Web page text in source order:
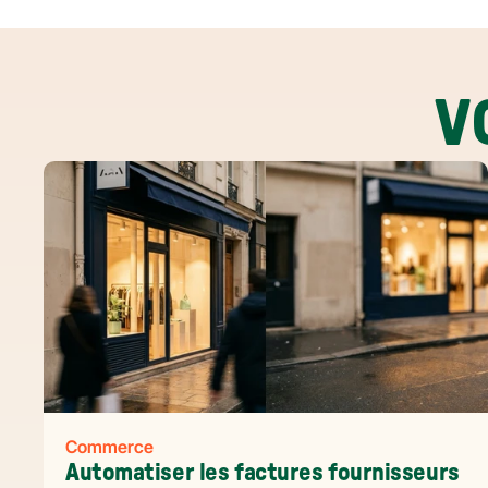
Commerce
Automatiser les factures fournisseurs